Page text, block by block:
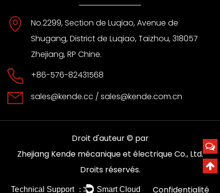
No.2299, Section de Luqiao, Avenue de
Shugang, District de Luqiao, Taizhou, 318057
Zhejiang, RP Chine.
+86-576-82431568
sales@kende.cc / sales@kende.com.cn
Droit d'auteur © par
Zhejiang Kende mécanique et électrique Co., Ltd.
Droits réservés.
Technical Support ： Smart Cloud Confidentialité